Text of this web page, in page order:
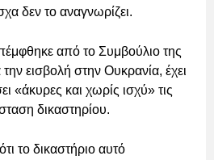
δεν το αναγνωρίζει.
από το Συμβούλιο της
εισβολή στην Ουκρανία, έχει
«άκυρες και χωρίς ισχύ» τις
δικαστηρίου.
το δικαστήριο αυτό